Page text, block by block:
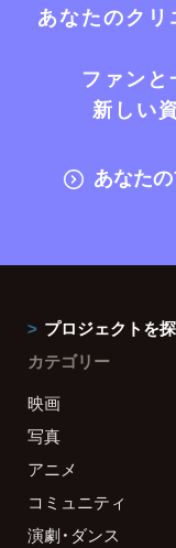
あなたのク
ファン
新しい
あなた
プロジェクトを
カテゴリー
映画
写真
アニメ
コミュニティ
演劇・ダンス